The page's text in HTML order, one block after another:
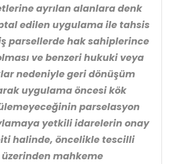
ayrılan alanlara denk
edilen uygulama ile tahsis
parsellerde hak sahiplerince
ve benzeri hukuki veya
nedeniyle geri dönüşüm
uygulama öncesi kök
parselasyon
yetkili idarelerin onay
halinde, öncelikle tescilli
mahkeme